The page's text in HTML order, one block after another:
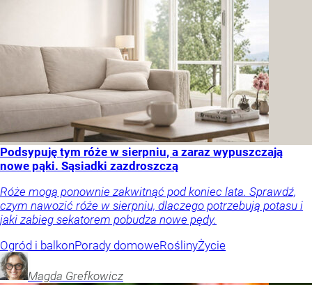
Podsypuję tym róże w sierpniu, a zaraz wypuszczają
nowe pąki. Sąsiadki zazdroszczą
Róże mogą ponownie zakwitnąć pod koniec lata. Sprawdź,
czym nawozić róże w sierpniu, dlaczego potrzebują potasu i
jaki zabieg sekatorem pobudza nowe pędy.
Ogród i balkonPorady domoweRoślinyŻycie
Magda Grefkowicz